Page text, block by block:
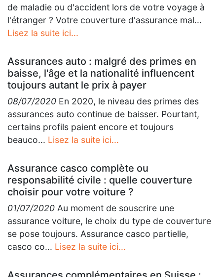
de maladie ou d'accident lors de votre voyage à
l'étranger ? Votre couverture d'assurance mal...
Lisez la suite ici...
Assurances auto : malgré des primes en
baisse, l'âge et la nationalité influencent
toujours autant le prix à payer
08/07/2020 En 2020, le niveau des primes des
assurances auto continue de baisser. Pourtant,
certains profils paient encore et toujours
beauco... Lisez la suite ici...
Assurance casco complète ou
responsabilité civile : quelle couverture
choisir pour votre voiture ?
01/07/2020 Au moment de souscrire une
assurance voiture, le choix du type de couverture
se pose toujours. Assurance casco partielle,
casco co... Lisez la suite ici...